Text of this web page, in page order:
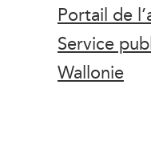
Portail de
Service
Wallonie